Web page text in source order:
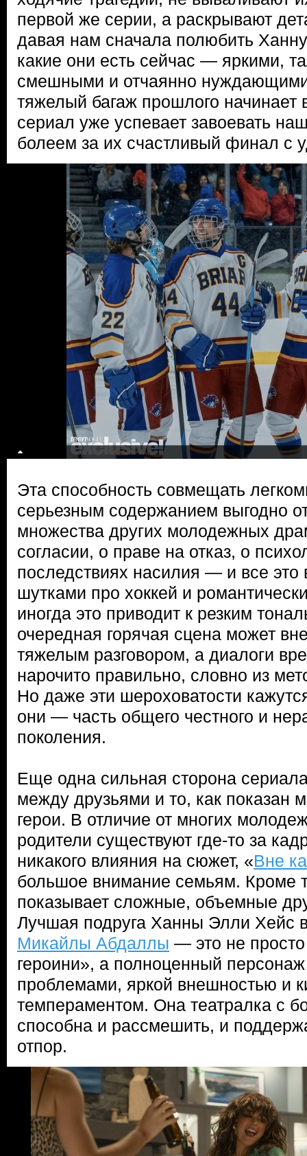
первой же серии, а раскрывают
давая нам сначала полюбить
какие они есть сейчас — яркими,
смешными и отчаянно
тяжелый багаж прошлого начинает
сериал уже успевает завоевать
болеем за их счастливый финал с
Эта способность совмещать
серьезным содержанием выгодно
множества других молодежных
согласии, о праве на отказ, о
последствиях насилия — и все это
шутками про хоккей и
иногда это приводит к резким
очередная горячая сцена может
тяжелым разговором, а диалоги
нарочито правильно, словно из
Но даже эти шероховатости
они — часть общего честного и
поколения.
Еще одна сильная сторона
между друзьями и то, как показан
герои. В отличие от многих
родители существуют где-то за
никакого влияния на сюжет, «Вне
большое внимание семьям. Кроме
показывает сложные, объемные
Лучшая подруга Ханны Элли Хейс
Микайлы Абдаллы — это не
героини», а полноценный
проблемами, яркой внешностью и
темпераментом. Она театралка с
способна и рассмешить, и
отпор.